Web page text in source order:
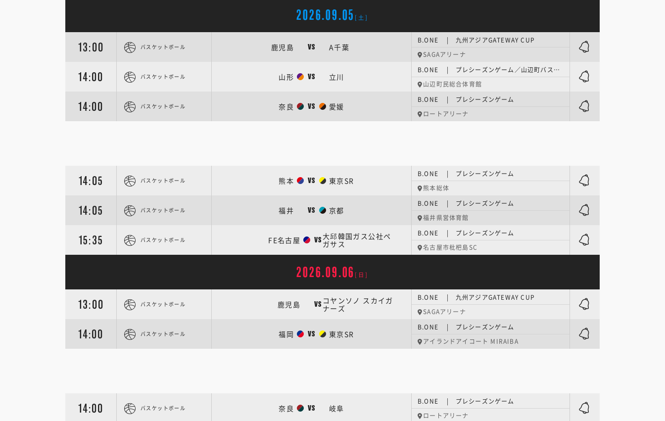
2026.09.05 [土]
13:00 バスケットボール 鹿児島 VS A千葉
B.ONE | 九州アジアGATEWAY CUP
SAGAアリーナ
14:00 バスケットボール 山形 VS 立川
B.ONE | プレシーズンゲーム／山辺町バスケットボールフェスティバル2026
山辺町民総合体育館
14:00 バスケットボール 奈良 VS 愛媛
B.ONE | プレシーズンゲーム
ロートアリーナ
14:05 バスケットボール 熊本 VS 東京SR
B.ONE | プレシーズンゲーム
熊本総体
14:05 バスケットボール 福井 VS 京都
B.ONE | プレシーズンゲーム
福井県営体育館
15:35 バスケットボール FE名古屋 VS 大邱韓国ガス公社ペ
ガサス
B.ONE | プレシーズンゲーム
名古屋市枇杷島SC
2026.09.06 [日]
13:00 バスケットボール 鹿児島 VS コヤンソノ スカイガ
ナーズ
B.ONE | 九州アジアGATEWAY CUP
SAGAアリーナ
14:00 バスケットボール 福岡 VS 東京SR
B.ONE | プレシーズンゲーム
アイランドアイコート MIRAIBA
14:00 バスケットボール 奈良 VS 岐阜
B.ONE | プレシーズンゲーム
ロートアリーナ